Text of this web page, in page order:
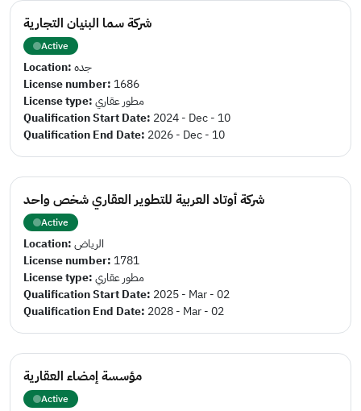
شركة سما البنيان التجارية
Active
Location:جده
License number: 1686
License type:مطور عقاري
Qualification Start Date: 2024 - Dec - 10
Qualification End Date: 2026 - Dec - 10
شركة أوتاد العربية للتطوير العقاري شخص واحد
Active
Location:الرياض
License number: 1781
License type:مطور عقاري
Qualification Start Date: 2025 - Mar - 02
Qualification End Date: 2028 - Mar - 02
مؤسسة إمضاء العقارية
Active